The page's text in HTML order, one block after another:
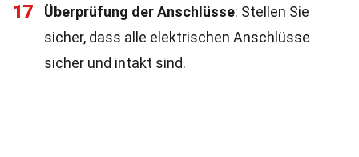
17 Überprüfung der Anschlüsse: Stellen Sie
sicher, dass alle elektrischen Anschlüsse
sicher und intakt sind.